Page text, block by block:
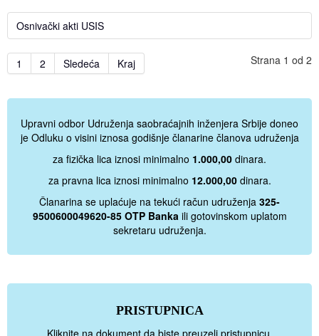
Osnivački akti USIS
Strana 1 od 2
1 2 Sledeća Kraj
Upravni odbor Udruženja saobraćajnih inženjera Srbije doneo
je Odluku o visini iznosa godišnje članarine članova udruženja
za fizička lica iznosi minimalno 1.000,00 dinara.
za pravna lica iznosi minimalno 12.000,00dinara.
Članarina se uplaćuje na tekući račun udruženja 325-
9500600049620-85 OTP Bankaili gotovinskom uplatom
sekretaru udruženja.
PRISTUPNICA